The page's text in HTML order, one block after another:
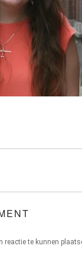
reactie te kunnen